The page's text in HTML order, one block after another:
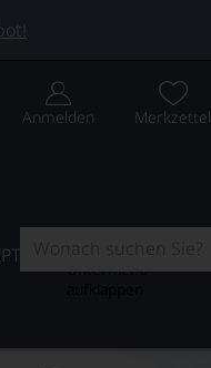
Anmelden Merkzettel
Untermenü